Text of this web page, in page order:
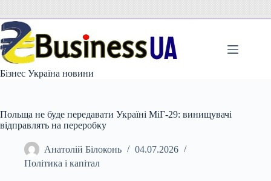
вмісту
Бізнес Україна новини
Польща не буде передавати Україні МіГ-29: винищувачі
відправлять на переробку
Анатолій Білоконь
04.07.2026
Політика і капітал